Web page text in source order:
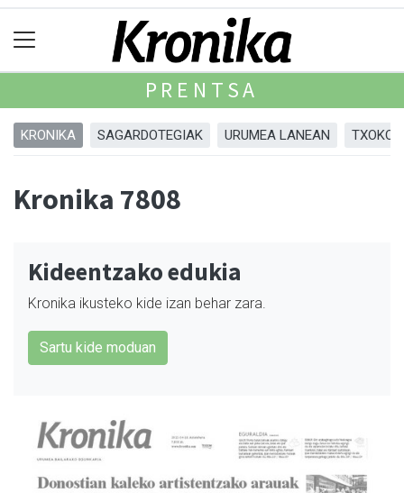
PRENTSA
KRONIKA SAGARDOTEGIAK URUMEA LANEAN
Kronika 7808
Kideentzako edukia
Kronika ikusteko kide izan behar zara.
Sartu kide moduan